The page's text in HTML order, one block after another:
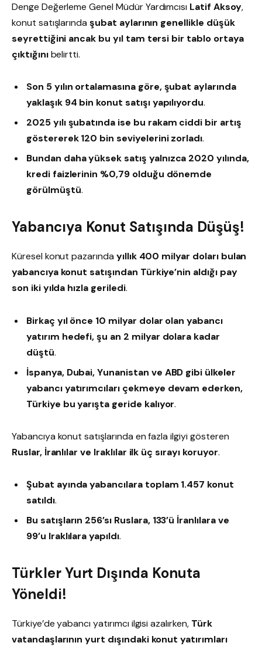
Denge Değerleme Genel Müdür Yardımcısı Latif Aksoy,
konut satışlarındaşubat aylarının genellikle düşük
seyrettiğini ancak bu yıl tam tersi bir tablo ortaya
çıktığınıbelirtti.
Son 5 yılın ortalamasına göre, şubat aylarında
yaklaşık 94 bin konut satışı yapılıyordu.
2025 yılı şubatında ise bu rakam ciddi bir artış
göstererek 120 bin seviyelerini zorladı.
Bundan daha yüksek satış yalnızca 2020 yılında,
kredi faizlerinin %0,79 olduğu dönemde
görülmüştü.
Yabancıya Konut Satışında Düşüş!
Küresel konut pazarında yıllık 400 milyar doları bulan
yabancıya konut satışından Türkiye’nin aldığı pay
son iki yılda hızla geriledi.
Birkaç yıl önce 10 milyar dolar olan yabancı
yatırım hedefi, şu an 2 milyar dolara kadar
düştü.
İspanya, Dubai, Yunanistan ve ABD gibi ülkeler
yabancı yatırımcıları çekmeye devam ederken,
Türkiye bu yarışta geride kalıyor.
Yabancıya konut satışlarında en fazla ilgiyi gösteren
Ruslar, İranlılar ve Iraklılar ilk üç sırayı koruyor.
Şubat ayında yabancılara toplam 1.457 konut
satıldı.
Bu satışların 256’sı Ruslara, 133’ü İranlılara ve
99’u Iraklılara yapıldı.
Türkler Yurt Dışında Konuta
Yöneldi!
Türkiye’de yabancı yatırımcı ilgisi azalırken, Türk
vatandaşlarının yurt dışındaki konut yatırımları